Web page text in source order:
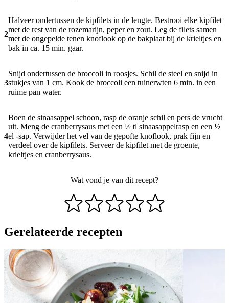
2
Halveer ondertussen de kipfilets in de lengte. Bestrooi elke kipfilet
met de rest van de rozemarijn, peper en zout. Leg de filets samen
met de ongepelde tenen knoflook op de bakplaat bij de krieltjes en
bak in ca. 15 min. gaar.
3
Snijd ondertussen de broccoli in roosjes. Schil de steel en snijd in
stukjes van 1 cm. Kook de broccoli een tuinerwten 6 min. in een
ruime pan water.
4
Boen de sinaasappel schoon, rasp de oranje schil en pers de vrucht
uit. Meng de cranberrysaus met een ½ tl sinaasappelrasp en een ½
el -sap. Verwijder het vel van de gepofte knoflook, prak fijn en
verdeel over de kipfilets. Serveer de kipfilet met de groente,
krieltjes en cranberrysaus.
Wat vond je van dit recept?
Gerelateerde recepten